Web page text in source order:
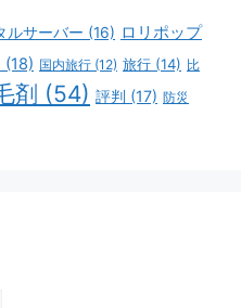
ルサーバー (16) ロリポップ
(18) 国内旅行 (12) 旅行 (14) 比
剤 (54) 評判 (17) 防災